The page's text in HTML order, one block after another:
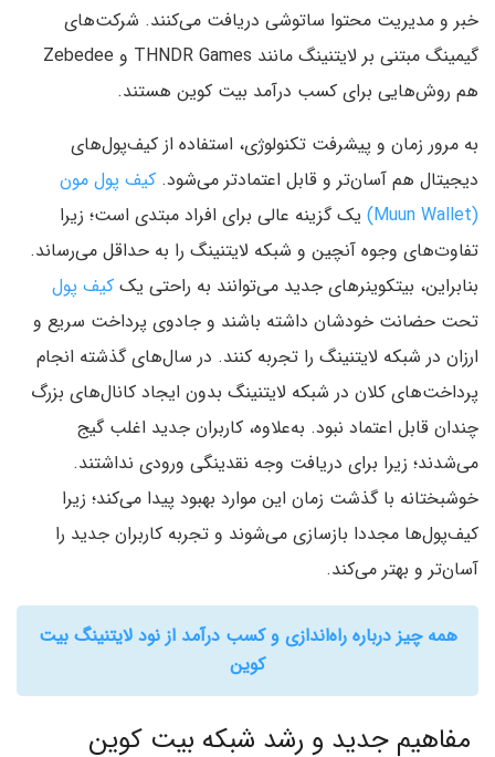
خبر و مدیریت محتوا ساتوشی دریافت می‌کنند. شرکت‌های
گیمینگ مبتنی بر لایتنینگ مانند THNDR Games و Zebedee
هم روش‌هایی برای کسب درآمد بیت کوین هستند.
به مرور زمان و پیشرفت تکنولوژی، استفاده از کیف‌پول‌های
دیجیتال هم آسان‌تر و قابل اعتمادتر می‌شود. کیف پول مون
(Muun Wallet)
یک گزینه عالی برای افراد مبتدی است؛ زیرا
تفاوت‌های وجوه آنچین و شبکه لایتنینگ را به حداقل می‌رساند.
بنابراین، بیتکوینرهای جدید می‌توانند به راحتی یک کیف پول
تحت حضانت خودشان داشته باشند و جادوی پرداخت سریع و
ارزان در شبکه لایتنینگ را تجربه کنند. در سال‌های گذشته انجام
پرداخت‌های کلان در شبکه لایتنینگ بدون ایجاد کانال‌های بزرگ
چندان قابل اعتماد نبود. به‎‌علاوه، کاربران جدید اغلب گیج
می‌شدند؛ زیرا برای دریافت وجه نقدینگی ورودی نداشتند.
خوشبختانه با گذشت زمان این موارد بهبود پیدا می‌کند؛ زیرا
کیف‌پول‌ها مجددا بازسازی می‌شوند و تجربه کاربران جدید را
آسان‌تر و بهتر می‌کند.
همه چیز درباره راه‌اندازی و کسب درآمد از نود لایتنینگ بیت
کوین
مفاهیم جدید و رشد شبکه بیت کوین